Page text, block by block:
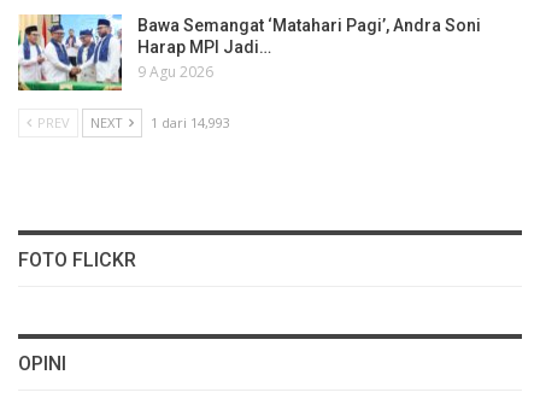
Bawa Semangat ‘Matahari Pagi’, Andra Soni
Harap MPI Jadi…
9 Agu 2026
PREV NEXT 1 dari 14,993
FOTO FLICKR
OPINI